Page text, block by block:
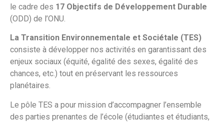
le cadre des 17 Objectifs de Développement Durable
(ODD) de l’ONU.
La Transition Environnementale et Sociétale (TES)
consiste à développer nos activités en garantissant des
enjeux sociaux (équité, égalité des sexes, égalité des
chances, etc.) tout en préservant les ressources
planétaires.
Le pôle TES a pour mission d’accompagner l’ensemble
des parties prenantes de l’école (étudiantes et étudiants,